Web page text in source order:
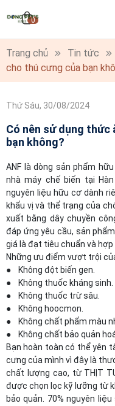
0
Trang chủ Tin tức
cho thú cưng của bạn
Thứ Sáu, 30/08/2024
Có nên sử dụng thức
bạn không?
ANF là dòng sản phẩm
nhà máy chế biến tại
nguyên liệu hữu cơ dành
khẩu vị và thể trạng của
xuất bằng dây chuyền
đáp ứng yêu cầu, sản
giá là đạt tiêu chuẩn và hợp
Những ưu điểm vượt trội
● Không đột biến gen.
● Không thuốc kháng sinh.
● Không thuốc trừ sâu.
● Không hoocmon.
● Không chất phẩm màu
● Không chất bảo quản
Bạn hoàn toàn có thể yên
cưng của mình vì đây là
chất lượng cao, từ THỊT
được chọn lọc kỹ lưỡng từ
bảo quản. 70% nguyên